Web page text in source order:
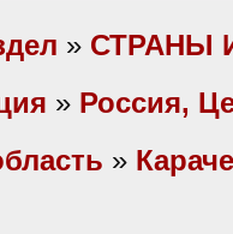
» СТРАНЫ
» Россия,
»